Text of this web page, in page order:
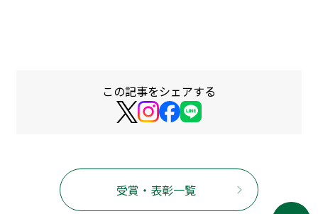
この記事をシェアする
受賞・表彰一覧